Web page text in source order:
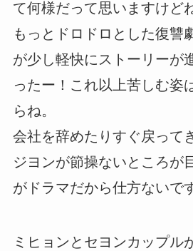
て何様だって思いますけど
もっとドロドロとした復讐
が少し軽快にストーリーが
ったー！これ以上苦しむ姿
らね。
会社を辞めたりすぐ戻って
ジヨンが節操ないところが
がドラマだから仕方ないで
ミヒョンとセヨンカップル